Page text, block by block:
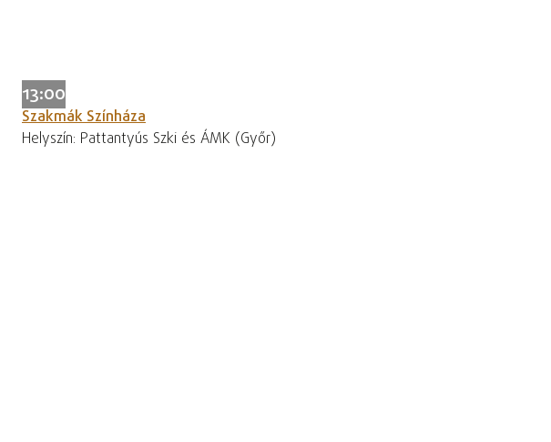
13:00
Szakmák Színháza
Helyszín: Pattantyús Szki és ÁMK (Győr)